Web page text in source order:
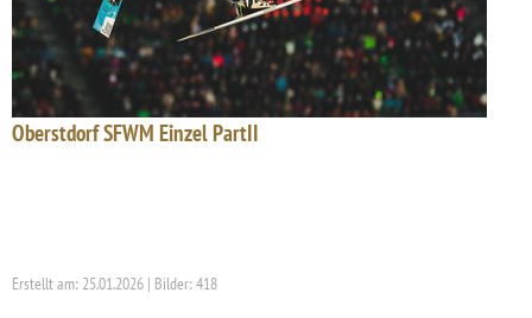
Oberstdorf SFWM Einzel PartII
Erstellt am: 25.01.2026 | Bilder: 418